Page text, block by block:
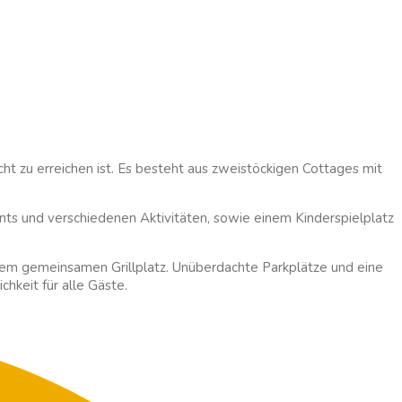
zu erreichen ist. Es besteht aus zweistöckigen Cottages mit
und verschiedenen Aktivitäten, sowie einem Kinderspielplatz
gemeinsamen Grillplatz. Unüberdachte Parkplätze und eine
für alle Gäste.